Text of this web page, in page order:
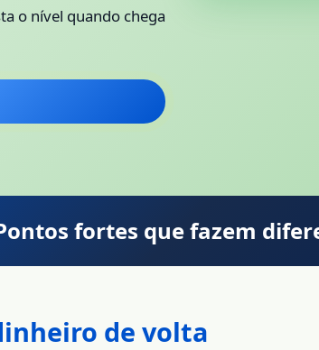
o nível quando chega
fortes que fazem
de volta